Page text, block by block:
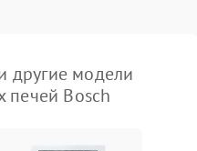
другие модели
печей Bosch